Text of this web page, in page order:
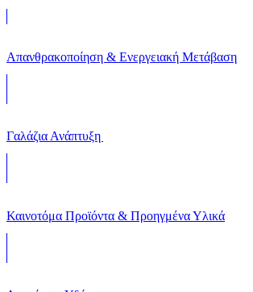
Απανθρακοποίηση & Ενεργειακή Μετάβαση
Γαλάζια Ανάπτυξη
Καινοτόμα Προϊόντα & Προηγμένα Υλικά